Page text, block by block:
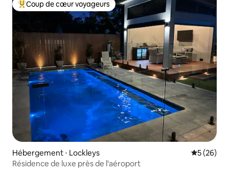
Coups de cœur voyageurs les plus appréciés
Coup de cœur voyageurs
Hébergement ⋅ Lockleys
5 (26)
Résidence de luxe près de l'aéroport